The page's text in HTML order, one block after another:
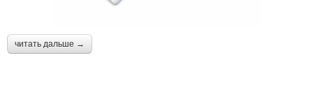
читать дальше →